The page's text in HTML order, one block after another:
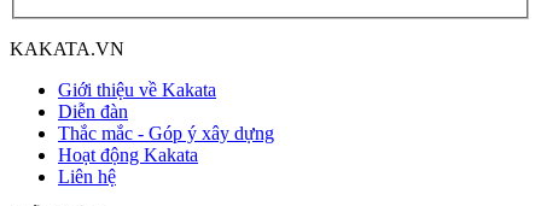
KAKATA.VN
Giới thiệu về Kakata
Diễn đàn
Thắc mắc - Góp ý xây dựng
Hoạt động Kakata
Liên hệ